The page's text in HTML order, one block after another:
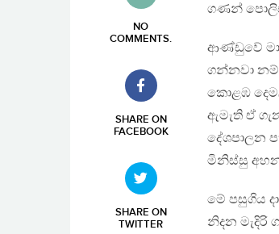
NO
COMMENTS.
SHARE ON
FACEBOOK
SHARE ON
TWITTER
ගණන්
ආණ්ඩුවේ
ගන්නවා
කොළඹ
ඇමැති ඒ
දේශපාලන
මිනිස්සු අහන
මේ පසුගිය
නිදන